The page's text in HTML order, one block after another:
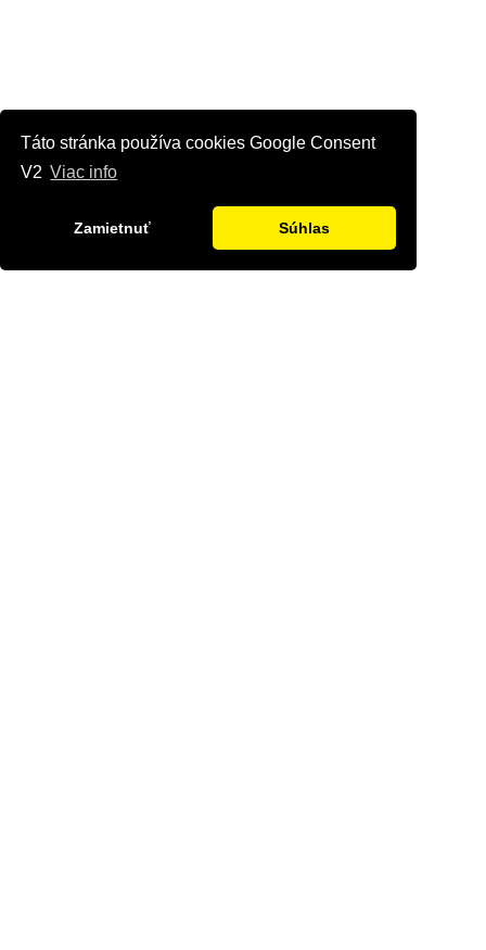
Táto stránka používa cookies Google Consent
V2 Viac info
Zamietnuť Súhlas